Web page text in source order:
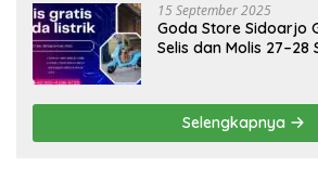
15 September 2025
Goda Store Sidoarjo
Selis dan Molis 27–28
Selengkapnya